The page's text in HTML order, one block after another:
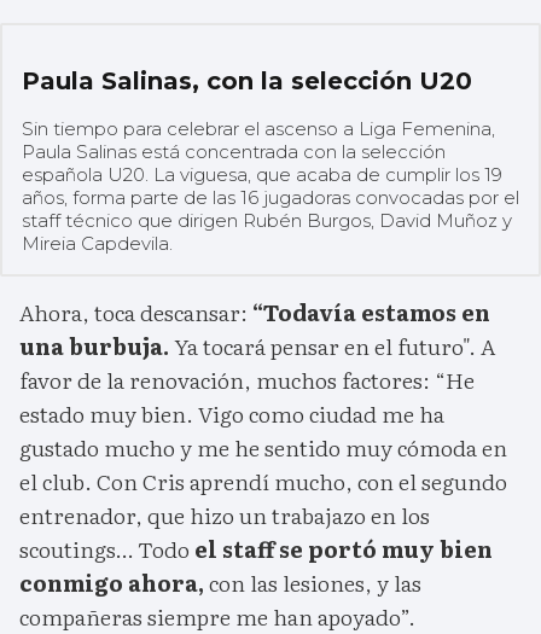
Paula Salinas, con la selección U20
Sin tiempo para celebrar el ascenso a Liga Femenina,
Paula Salinas está concentrada con la selección
española U20. La viguesa, que acaba de cumplir los 19
años, forma parte de las 16 jugadoras convocadas por el
staff técnico que dirigen Rubén Burgos, David Muñoz y
Mireia Capdevila.
Ahora, toca descansar: “Todavía estamos en
una burbuja.Ya tocará pensar en el futuro". A
favor de la renovación, muchos factores: “He
estado muy bien. Vigo como ciudad me ha
gustado mucho y me he sentido muy cómoda en
el club. Con Cris aprendí mucho, con el segundo
entrenador, que hizo un trabajazo en los
scoutings… Todo el staff se portó muy bien
conmigo ahora,con las lesiones, y las
compañeras siempre me han apoyado”.